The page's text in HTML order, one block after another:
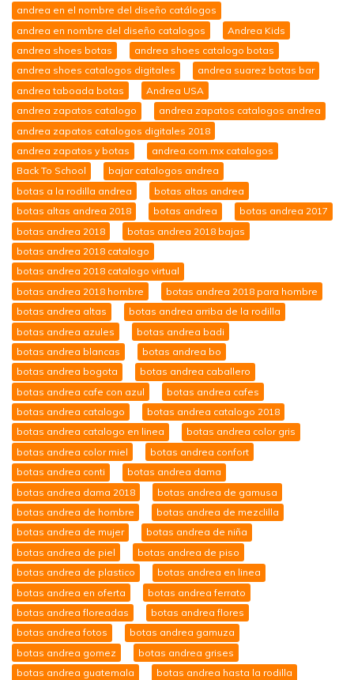
andrea en el nombre del diseño catálogos
andrea en nombre del diseño catalogos
Andrea Kids
andrea shoes botas
andrea shoes catalogo botas
andrea shoes catalogos digitales
andrea suarez botas bar
andrea taboada botas
Andrea USA
andrea zapatos catalogo
andrea zapatos catalogos andrea
andrea zapatos catalogos digitales 2018
andrea zapatos y botas
andrea.com.mx catalogos
Back To School
bajar catalogos andrea
botas a la rodilla andrea
botas altas andrea
botas altas andrea 2018
botas andrea
botas andrea 2017
botas andrea 2018
botas andrea 2018 bajas
botas andrea 2018 catalogo
botas andrea 2018 catalogo virtual
botas andrea 2018 hombre
botas andrea 2018 para hombre
botas andrea altas
botas andrea arriba de la rodilla
botas andrea azules
botas andrea badi
botas andrea blancas
botas andrea bo
botas andrea bogota
botas andrea caballero
botas andrea cafe con azul
botas andrea cafes
botas andrea catalogo
botas andrea catalogo 2018
botas andrea catalogo en linea
botas andrea color gris
botas andrea color miel
botas andrea confort
botas andrea conti
botas andrea dama
botas andrea dama 2018
botas andrea de gamusa
botas andrea de hombre
botas andrea de mezclilla
botas andrea de mujer
botas andrea de niña
botas andrea de piel
botas andrea de piso
botas andrea de plastico
botas andrea en linea
botas andrea en oferta
botas andrea ferrato
botas andrea floreadas
botas andrea flores
botas andrea fotos
botas andrea gamuza
botas andrea gomez
botas andrea grises
botas andrea guatemala
botas andrea hasta la rodilla